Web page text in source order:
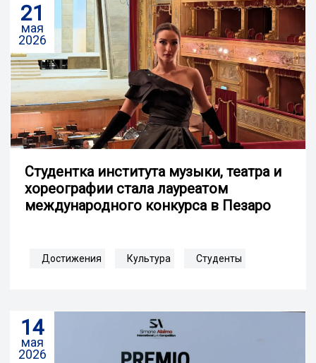
21
мая
2026
Студентка института музыки, театра и
хореографии стала лауреатом
международного конкурса в Пезаро
Достижения Культура Студенты
14
мая
2026